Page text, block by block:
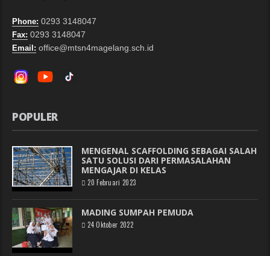
Phone: 0293 3148047
Fax: 0293 3148047
Email: office@mtsn4magelang.sch.id
POPULER
MENGENAL SCAFFOLDING SEBAGAI SALAH
SATU SOLUSI DARI PERMASALAHAN
MENGAJAR DI KELAS
20 Februari 2023
MADING SUMPAH PEMUDA
24 Oktober 2022